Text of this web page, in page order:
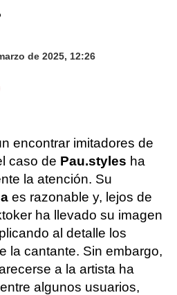
de 2025, 12:26
encontrar imitadores de
caso de Pau.styles ha
la atención. Su
es razonable y, lejos de
ha llevado su imagen
al detalle los
la cantante. Sin embargo,
a la artista ha
algunos usuarios,